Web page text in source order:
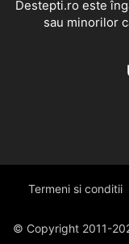
Destepti.ro este
sau minorilor
Termeni si conditii
© Copyright 2011-